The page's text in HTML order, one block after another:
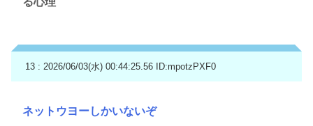
13 : 2026/06/03(水) 00:44:25.56 ID:mpotzPXF0
ネットウヨーしかいないぞ